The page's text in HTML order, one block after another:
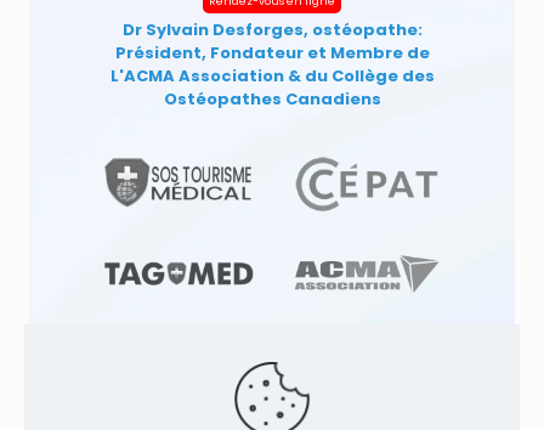
Dr Sylvain Desforges, ostéopathe:
Président, Fondateur et Membre de
L'ACMA Association & du Collège des
Ostéopathes Canadiens